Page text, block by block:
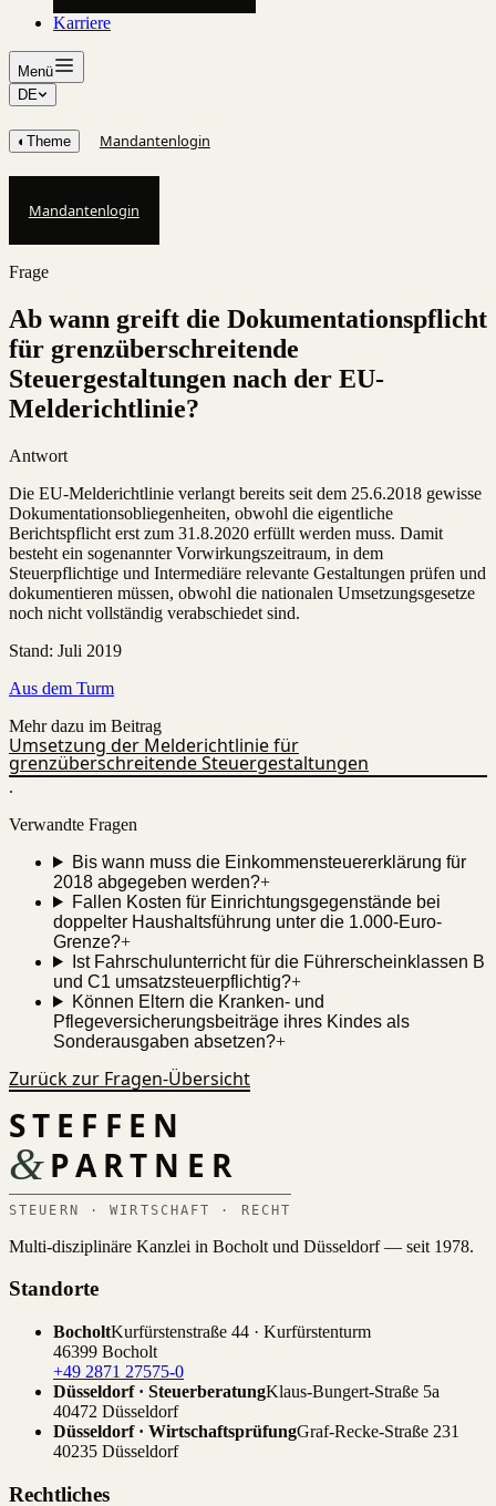
Karriere
Menü
DE
◐ Theme Mandantenlogin
Mandantenlogin
Frage
Ab wann greift die Dokumentationspflicht
für grenzüberschreitende
Steuergestaltungen nach der EU-
Melderichtlinie?
Antwort
Die EU-Melderichtlinie verlangt bereits seit dem 25.6.2018 gewisse
Dokumentationsobliegenheiten, obwohl die eigentliche
Berichtspflicht erst zum 31.8.2020 erfüllt werden muss. Damit
besteht ein sogenannter Vorwirkungszeitraum, in dem
Steuerpflichtige und Intermediäre relevante Gestaltungen prüfen und
dokumentieren müssen, obwohl die nationalen Umsetzungsgesetze
noch nicht vollständig verabschiedet sind.
Stand: Juli 2019
Aus dem Turm
Mehr dazu im Beitrag
Umsetzung der Melderichtlinie für
grenzüberschreitende Steuergestaltungen
.
Verwandte Fragen
Bis wann muss die Einkommensteuererklärung für
2018 abgegeben werden?+
Fallen Kosten für Einrichtungsgegenstände bei
doppelter Haushaltsführung unter die 1.000-Euro-
Grenze?+
Ist Fahrschulunterricht für die Führerscheinklassen B
und C1 umsatzsteuerpflichtig?+
Können Eltern die Kranken- und
Pflegeversicherungsbeiträge ihres Kindes als
Sonderausgaben absetzen?+
Zurück zur Fragen-Übersicht
STEFFEN
&PARTNER
STEUERN · WIRTSCHAFT · RECHT
Multi-disziplinäre Kanzlei in Bocholt und Düsseldorf — seit 1978.
Standorte
BocholtKurfürstenstraße 44 · Kurfürstenturm
46399 Bocholt
+49 2871 27575-0
Düsseldorf · SteuerberatungKlaus-Bungert-Straße 5a
40472 Düsseldorf
Düsseldorf · WirtschaftsprüfungGraf-Recke-Straße 231
40235 Düsseldorf
Rechtliches